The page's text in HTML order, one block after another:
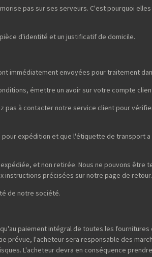
pas sur ses serveurs. C'est pourquoi
d'identité et un justificatif de domicile.
immédiatement envoyées pour traitement
émettre un avoir sur votre compte
à contacter notre service client pour
expédition et que l'étiquette de transport
et non retirée. Nous ne pouvons être
instructions précisées sur notre page de retour.
de notre société.
paiement intégral de toutes les fournitures
prévue, l'acheteur sera responsable des
L'acheteur devra en conséquence